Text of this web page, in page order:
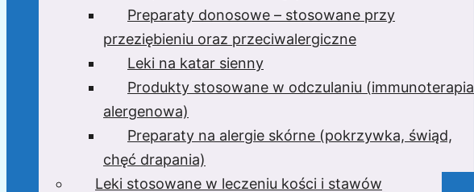
Preparaty donosowe – stosowane przy
przeziębieniu oraz przeciwalergiczne
Leki na katar sienny
Produkty stosowane w odczulaniu (immunoterapia
alergenowa)
Preparaty na alergie skórne (pokrzywka, świąd,
chęć drapania)
Leki stosowane w leczeniu kości i stawów